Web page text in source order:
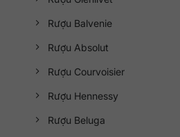
Rượu Balvenie
Rượu Absolut
Rượu Courvoisier
Rượu Hennessy
Rượu Beluga